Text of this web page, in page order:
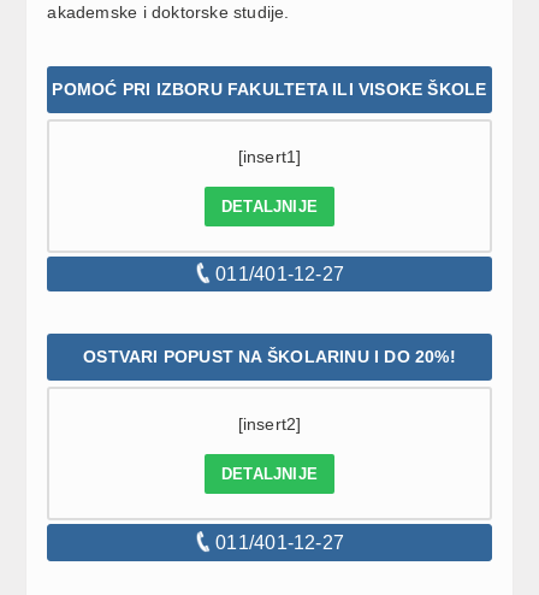
akademske i doktorske studije.
POMOĆ PRI IZBORU FAKULTETA ILI VISOKE ŠKOLE
[insert1]
DETALJNIJE
011/401-12-27
OSTVARI POPUST NA ŠKOLARINU I DO 20%!
[insert2]
DETALJNIJE
011/401-12-27